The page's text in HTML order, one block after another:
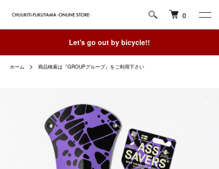
0
Let's go out by bicycle!!
ホーム 商品検索は『GROUPグループ』をご利用下さい